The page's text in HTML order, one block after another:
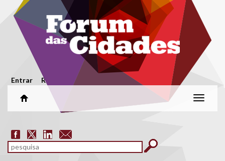
Passar para o conteúdo principal
Menu secundário
Entrar Registar
Alterar
Formulário de pesquisa
pesquisar